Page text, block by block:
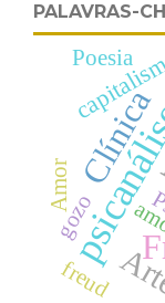
PALAVRAS-
Clínica
Poesia
gozo
Amor
freud